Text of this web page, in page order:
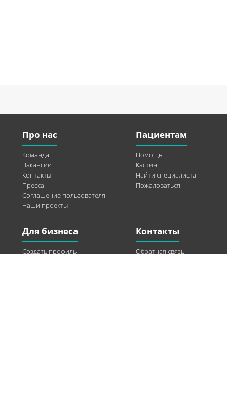
Про нас
Команда
Вакансии
Контакты
Пресса
Соглашение пользователя
Наши проекты
Пациентам
Помощь
Кастинг
Найти специалиста
Пожаловаться
Для бизнеса
Создать профиль
Контакты
Обратная связь